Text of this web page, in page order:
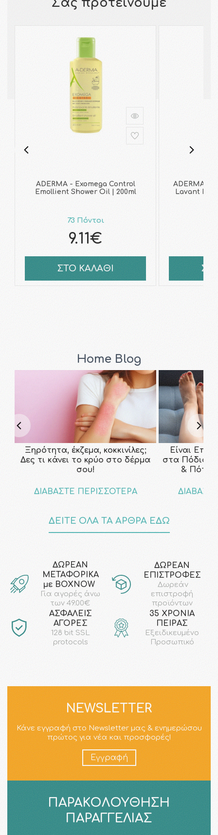
Σας προτείνουμε
ADERMA - Exomega Control
Emollient Shower Oil | 200ml
73 Πόντοι
9.11€
ΣΤΟ ΚΑΛΑΘΙ
ADERMA -
Lavant
Home Blog
Ξηρότητα, έκζεμα, κοκκινίλες;
Δες τι κάνει το κρύο στο δέρμα
σου!
ΔΙΑΒΑΣΤΕ ΠΕΡΙΣΣΟΤΕΡΑ
Είναι
στα Πόδια;
& Πότε
ΔΕΙΤΕ ΟΛΑ ΤΑ ΑΡΘΡΑ ΕΔΩ
ΔΩΡΕΑΝ
ΜΕΤΑΦΟΡΙΚΑ
με ΒΟΧΝΟW
Για αγορές άνω
των 49.00€
ΔΩΡΕΑΝ
ΕΠΙΣΤΡΟΦΕΣ
Δωρεάν
επιστροφή
προϊόντων
AΣΦΑΛΕΙΣ
ΑΓΟΡΕΣ
128 bit SSL
protocols
35 ΧΡΟΝΙΑ
ΠΕΙΡΑΣ
Εξειδικευμένο
Προσωπικό
NEWSLETTER
Κάνε εγγραφή στο Newsletter μας & ενημερώσου
πρώτος για νέα και προσφορές!
Εγγραφή
ΠΑΡΑΚΟΛΟΎΘΗΣΗ
ΠΑΡΑΓΓΕΛΊΑΣ